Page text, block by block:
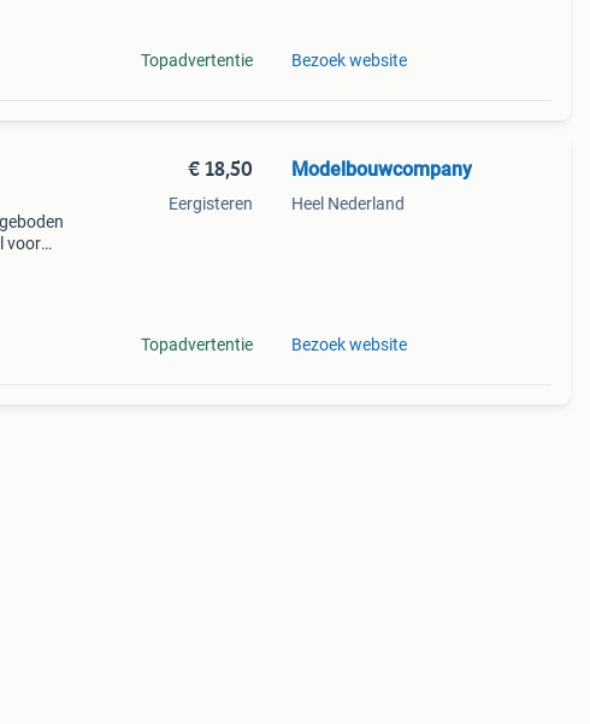
Topadvertentie Bezoek website
voor
€ 18,50
Eergisteren
Topadvertentie
Modelbouwcompany
Heel Nederland
Bezoek website